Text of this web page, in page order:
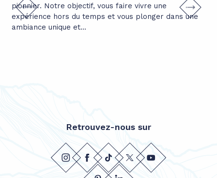
pionnier. Notre objectif, vous faire vivre une
expérience hors du temps et vous plonger dans une
ambiance unique et...
Retrouvez-nous sur